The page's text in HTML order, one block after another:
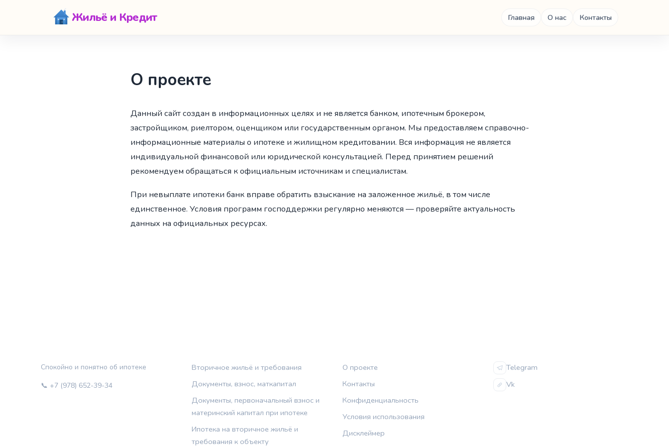
Жильё и Кредит Главная О нас Контакты
О проекте
Данный сайт создан в информационных целях и не является банком, ипотечным брокером,
застройщиком, риелтором, оценщиком или государственным органом. Мы предоставляем справочно-
информационные материалы о ипотеке и жилищном кредитовании. Вся информация не является
индивидуальной финансовой или юридической консультацией. Перед принятием решений
рекомендуем обращаться к официальным источникам и специалистам.
При невыплате ипотеки банк вправе обратить взыскание на заложенное жильё, в том числе
единственное. Условия программ господдержки регулярно меняются — проверяйте актуальность
данных на официальных ресурсах.
Спокойно и понятно об ипотеке
📞 +7 (978) 652-39-34
Вторичное жильё и требования
Документы, взнос, маткапитал
Документы, первоначальный взнос и
материнский капитал при ипотеке
Ипотека на вторичное жильё и
требования к объекту
О проекте
Контакты
Конфиденциальность
Условия использования
Дисклеймер
Telegram
Vk